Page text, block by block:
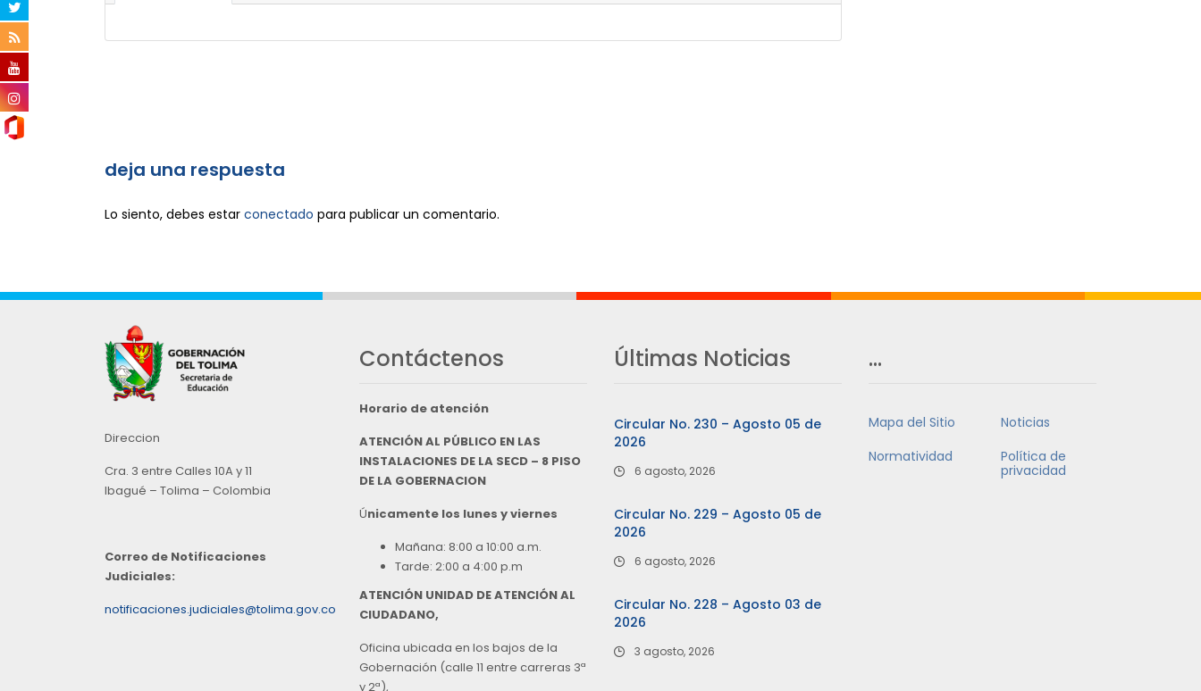
deja una respuesta
Lo siento, debes estar conectado para publicar un comentario.
Direccion
Cra. 3 entre Calles 10A y 11
Ibagué – Tolima – Colombia
Correo de Notificaciones
Judiciales:
notificaciones.judiciales@tolima.gov.co
Contáctenos
Horario de atención
ATENCIÓN AL PÚBLICO EN LAS
INSTALACIONES DE LA SECD – 8 PISO
DE LA GOBERNACION
Únicamente los lunes y viernes
Mañana: 8:00 a 10:00 a.m.
Tarde: 2:00 a 4:00 p.m
ATENCIÓN UNIDAD DE ATENCIÓN AL
CIUDADANO,
Oficina ubicada en los bajos de la
Gobernación (calle 11 entre carreras 3ª
y 2ª),
Últimas Noticias
Circular No. 230 – Agosto 05 de
2026
6 agosto, 2026
Circular No. 229 – Agosto 05 de
2026
6 agosto, 2026
Circular No. 228 – Agosto 03 de
2026
3 agosto, 2026
…
Mapa del Sitio
Noticias
Normatividad
Política de
privacidad